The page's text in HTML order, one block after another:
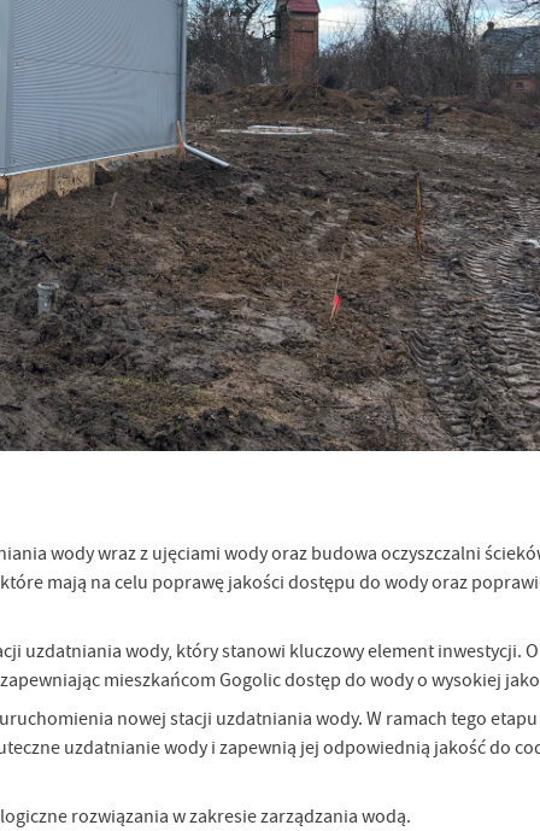
wody wraz z ujęciami wody oraz budowa oczyszczalni
mają na celu poprawę jakości dostępu do wody oraz
uzdatniania wody, który stanowi kluczowy element inwestycji.
mieszkańcom Gogolic dostęp do wody o wysokiej
nowej stacji uzdatniania wody. W ramach tego
uzdatnianie wody i zapewnią jej odpowiednią jakość do
rozwiązania w zakresie zarządzania wodą.